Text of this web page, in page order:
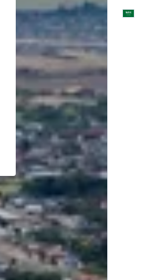
العَرَبِيَّة